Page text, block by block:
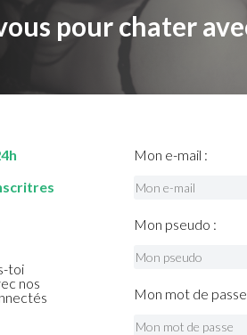
pour chater
toi
nos
Mon e-mail :
Mon pseudo :
Mon mot de